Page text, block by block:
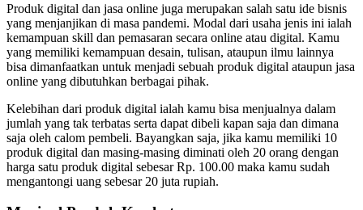
Produk digital dan jasa online juga merupakan salah satu ide bisnis
yang menjanjikan di masa pandemi. Modal dari usaha jenis ini ialah
kemampuan skill dan pemasaran secara online atau digital. Kamu
yang memiliki kemampuan desain, tulisan, ataupun ilmu lainnya
bisa dimanfaatkan untuk menjadi sebuah produk digital ataupun jasa
online yang dibutuhkan berbagai pihak.
Kelebihan dari produk digital ialah kamu bisa menjualnya dalam
jumlah yang tak terbatas serta dapat dibeli kapan saja dan dimana
saja oleh calom pembeli. Bayangkan saja, jika kamu memiliki 10
produk digital dan masing-masing diminati oleh 20 orang dengan
harga satu produk digital sebesar Rp. 100.00 maka kamu sudah
mengantongi uang sebesar 20 juta rupiah.